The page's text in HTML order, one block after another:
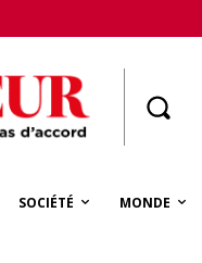
SOCIÉTÉ MONDE